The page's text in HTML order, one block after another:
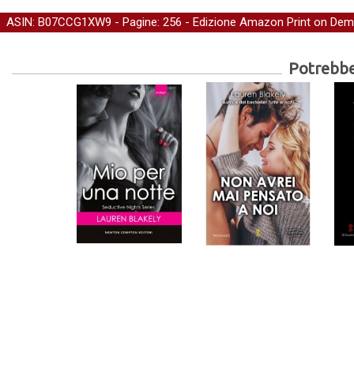
ASIN: B07CCG1XW9 - Pagine: 256 - Edizione Amazon Print on